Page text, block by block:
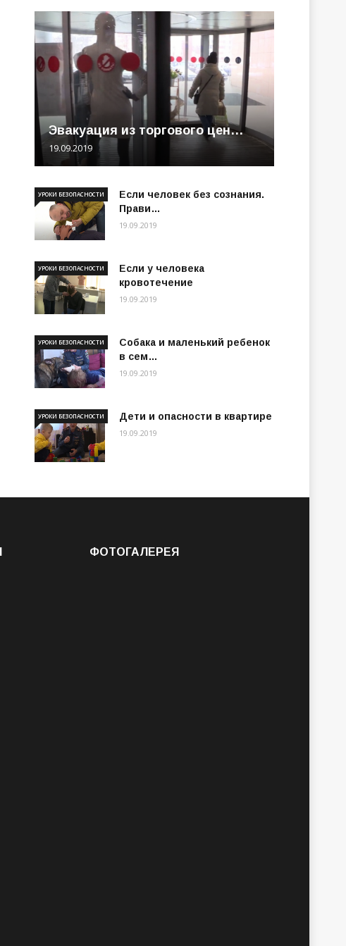
Эвакуация из торгового цен…
19.09.2019
Если человек без сознания.
Прави…
УРОКИ БЕЗОПАСНОСТИ
19.09.2019
Если у человека
кровотечение
УРОКИ БЕЗОПАСНОСТИ
19.09.2019
Собака и маленький ребенок
в сем…
УРОКИ БЕЗОПАСНОСТИ
19.09.2019
Дети и опасности в квартире
УРОКИ БЕЗОПАСНОСТИ
19.09.2019
ФОТОГАЛЕРЕЯ